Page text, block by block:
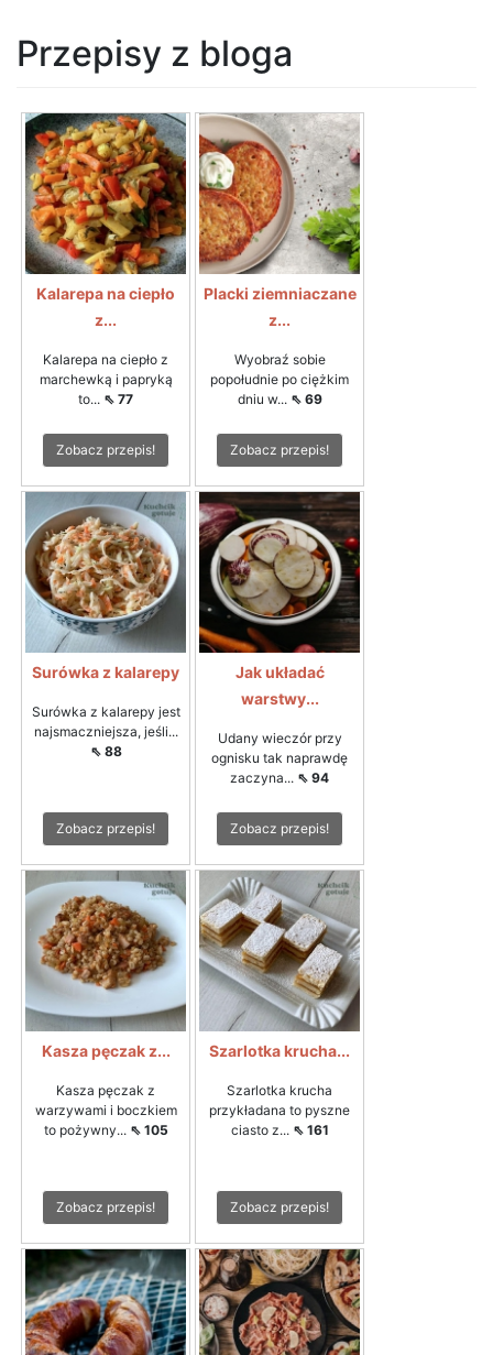
Przepisy z bloga
Kalarepa na ciepło
z...
Kalarepa na ciepło z
marchewką i papryką
to... ⇖ 77
Zobacz przepis!
Placki ziemniaczane
z...
Wyobraź sobie
popołudnie po ciężkim
dniu w... ⇖ 69
Zobacz przepis!
Surówka z kalarepy
Surówka z kalarepy jest
najsmaczniejsza, jeśli...
⇖ 88
Zobacz przepis!
Jak układać
warstwy...
Udany wieczór przy
ognisku tak naprawdę
zaczyna... ⇖ 94
Zobacz przepis!
Kasza pęczak z...
Kasza pęczak z
warzywami i boczkiem
to pożywny... ⇖ 105
Zobacz przepis!
Szarlotka krucha...
Szarlotka krucha
przykładana to pyszne
ciasto z... ⇖ 161
Zobacz przepis!